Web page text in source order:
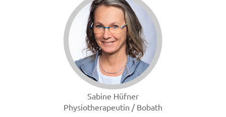
Sabine Hüfner
Physiotherapeutin / Bobath